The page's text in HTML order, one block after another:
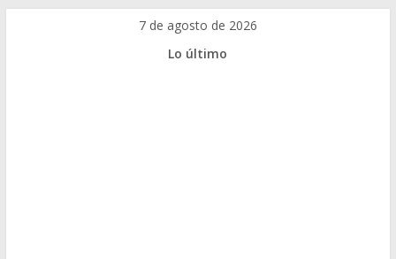
7 de agosto de 2026
Lo último